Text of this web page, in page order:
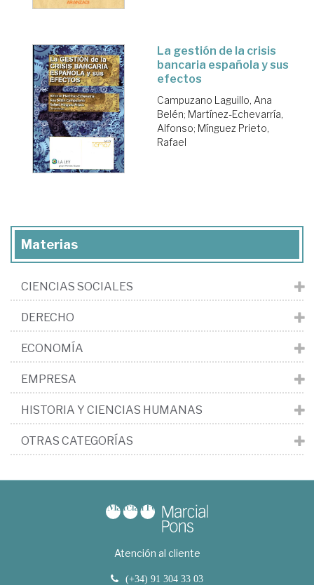
La gestión de la crisis
bancaria española y sus
efectos
Campuzano Laguillo, Ana
Belén; Martínez-Echevarría,
Alfonso; Mínguez Prieto,
Rafael
Materias
CIENCIAS SOCIALES
DERECHO
ECONOMÍA
EMPRESA
HISTORIA Y CIENCIAS HUMANAS
OTRAS CATEGORÍAS
Atención al cliente
(+34) 91 304 33 03